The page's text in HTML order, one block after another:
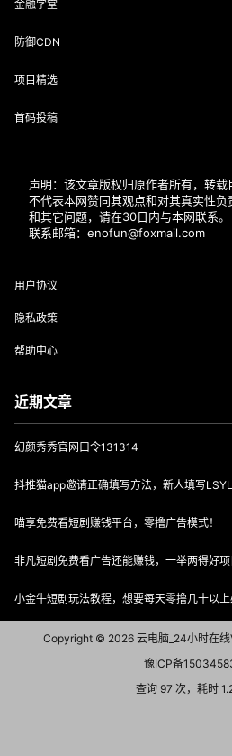
金融学堂
防御CDN
项目精选
首码投稿
声明：该文章版权归原作者所有，转
不代表本网赞同其观点和对其真实性
和其它问题，请在30日内与本网联系。
联系邮箱：enofun@foxmail.com
用户协议
隐私政策
帮助中心
近期文章
幻颜秀秀官网口令131314
抖推猫app邀请正确填写方法，新人填写
喵享免费看短剧赚钱平台，零撸广告模式！
非凡短剧免费看广告还能赚钱，一举两得好项
小金牛短剧玩法教程，想要每天零撸几十以上
Copyright © 2026云电脑_24小时在
豫ICP备
查询 97 次，耗时